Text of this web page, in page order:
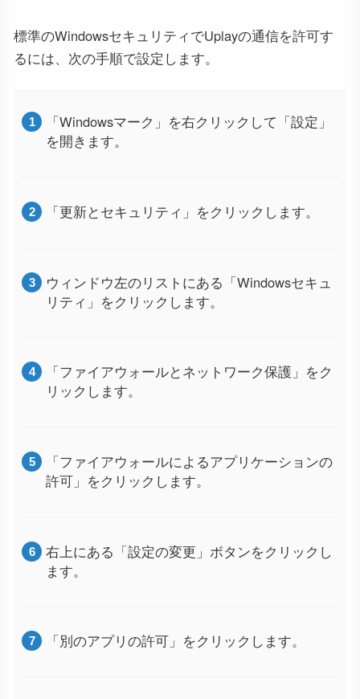
標準のWindowsセキュリティでUplayの通信を許可す
るには、次の手順で設定します。
「Windowsマーク」を右クリックして「設定」
を開きます。
「更新とセキュリティ」をクリックします。
ウィンドウ左のリストにある「Windowsセキュ
リティ」をクリックします。
「ファイアウォールとネットワーク保護」をク
リックします。
「ファイアウォールによるアプリケーションの
許可」をクリックします。
右上にある「設定の変更」ボタンをクリックし
ます。
「別のアプリの許可」をクリックします。